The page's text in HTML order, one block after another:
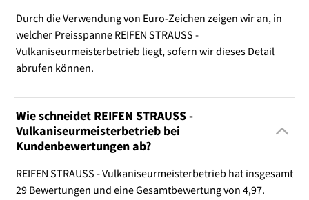
Durch die Verwendung von Euro-Zeichen zeigen wir an, in
welcher Preisspanne REIFEN STRAUSS -
Vulkaniseurmeisterbetrieb liegt, sofern wir dieses Detail
abrufen können.
Wie schneidet REIFEN STRAUSS -
Vulkaniseurmeisterbetrieb bei
Kundenbewertungen ab?
REIFEN STRAUSS - Vulkaniseurmeisterbetrieb hat insgesamt
29 Bewertungen und eine Gesamtbewertung von 4,97.